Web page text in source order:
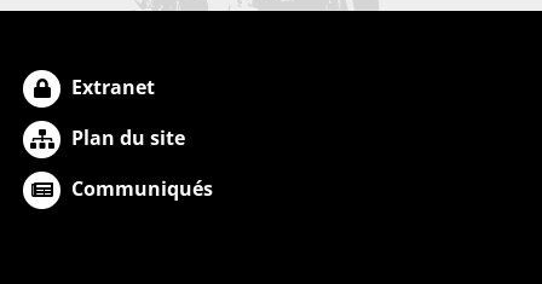
Extranet
Plan du site
Communiqués